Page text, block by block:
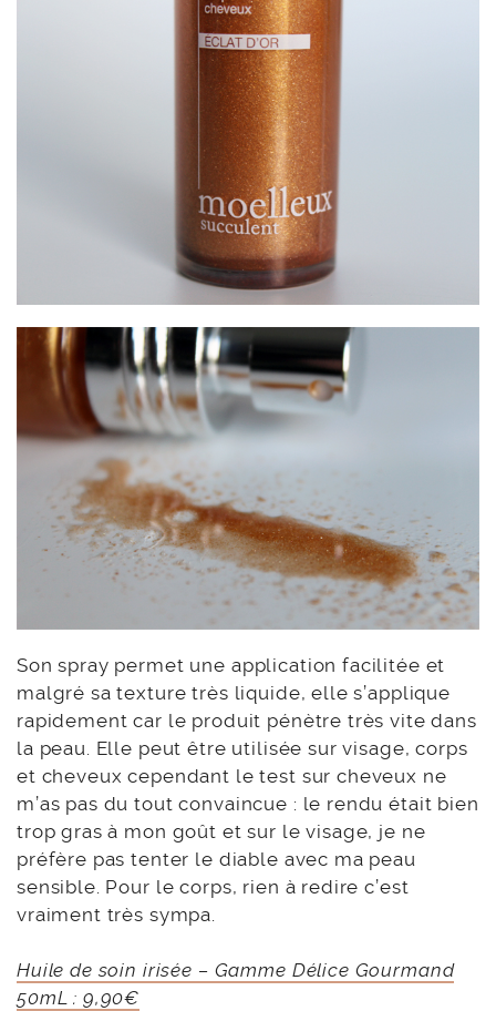
Son spray permet une application facilitée et
malgré sa texture très liquide, elle s’applique
rapidement car le produit pénètre très vite dans
la peau. Elle peut être utilisée sur visage, corps
et cheveux cependant le test sur cheveux ne
m’as pas du tout convaincue : le rendu était bien
trop gras à mon goût et sur le visage, je ne
préfère pas tenter le diable avec ma peau
sensible. Pour le corps, rien à redire c’est
vraiment très sympa.
Huile de soin irisée – Gamme Délice Gourmand
50mL : 9,90€